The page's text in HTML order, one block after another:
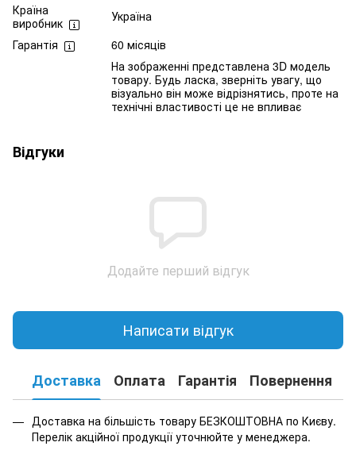
Країна
виробник
Україна
Гарантія
60 місяців
На зображенні представлена 3D модель
товару. Будь ласка, зверніть увагу, що
візуально він може відрізнятись, проте на
технічні властивості це не впливає
Відгуки
Додайте перший відгук
Написати відгук
Доставка Оплата Гарантія Повернення
Доставка на більшість товару БЕЗКОШТОВНА по Києву.
Перелік акційної продукції уточнюйте у менеджера.